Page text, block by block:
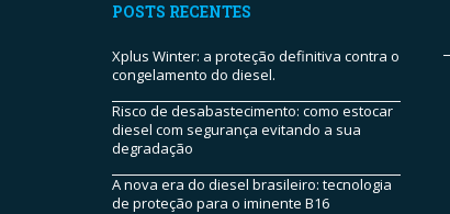
POSTS RECENTES
Xplus Winter: a proteção definitiva contra o
congelamento do diesel.
Risco de desabastecimento: como estocar
diesel com segurança evitando a sua
degradação
A nova era do diesel brasileiro: tecnologia
de proteção para o iminente B16